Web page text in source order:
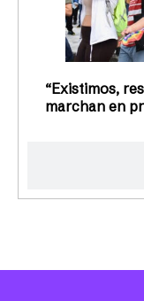
“Existimos,
marchan en